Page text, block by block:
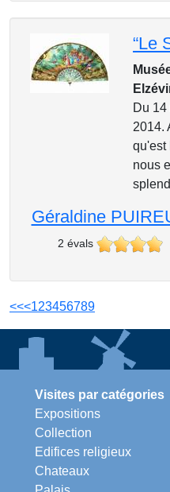
Du
2014.
qu'est
nous
Géraldine
2 évals
<<<123456789
Visites par catégories
Expositions
Collection
Edifices religieux
Chateaux